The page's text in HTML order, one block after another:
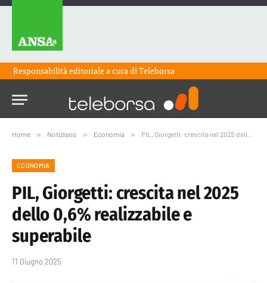
Responsabilità editoriale a cura diTeleborsa
Home » Notiziario » Economia » PIL, Giorgetti: crescita nel 2025 dello 0,6% realizzabile e superabile
ECONOMIA
PIL, Giorgetti: crescita nel 2025
dello 0,6% realizzabile e
superabile
11 Giugno 2025